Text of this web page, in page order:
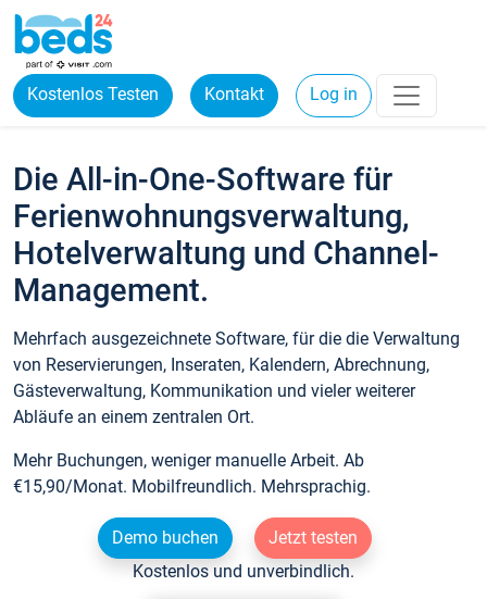
Kostenlos Testen Kontakt Log in
Die All-in-One-Software für
Ferienwohnungsverwaltung,
Hotelverwaltung und Channel-
Management.
Mehrfach ausgezeichnete Software, für die die Verwaltung
von Reservierungen, Inseraten, Kalendern, Abrechnung,
Gästeverwaltung, Kommunikation und vieler weiterer
Abläufe an einem zentralen Ort.
Mehr Buchungen, weniger manuelle Arbeit. Ab
€15,90/Monat. Mobilfreundlich. Mehrsprachig.
Demo buchen
Jetzt testen
Kostenlos und unverbindlich.